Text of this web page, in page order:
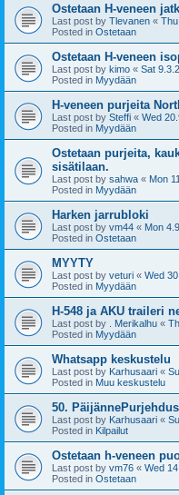
Ostetaan H-veneen
Last post by Tlevanen «
Posted in Ostetaan
Ostetaan H-veneen
Last post by kimo « Sat
Posted in Myydään
H-veneen purjeita
Last post by Steffi « Wed
Posted in Myydään
Ostetaan purjeita,
sisätilaan.
Last post by sahwa « Mon
Posted in Myydään
Harken jarrubloki
Last post by vm44 « Mon
Posted in Ostetaan
MYYTY
Last post by veturi « Wed
Posted in Myydään
H-548 ja AKU traileri
Last post by . Merikalhu «
Posted in Myydään
Whatsapp keskustelu
Last post by Karhusaari «
Posted in Muu keskustelu
50.
Last post by Karhusaari «
Posted in Kilpailut
Ostetaan h-veneen
Last post by vm76 « Wed
Posted in Ostetaan